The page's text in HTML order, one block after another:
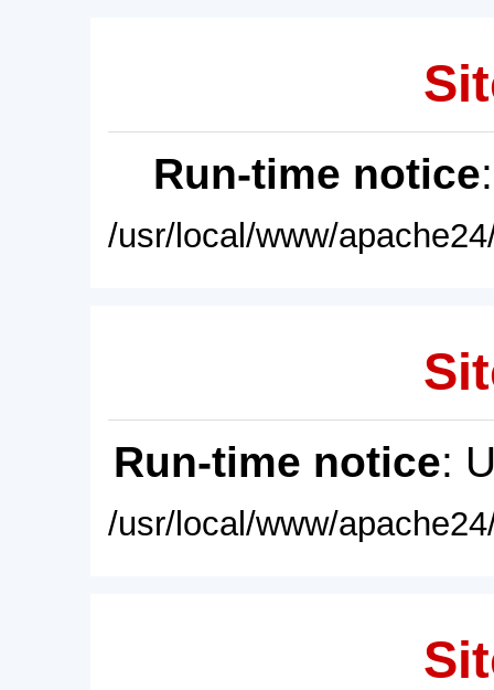
Run-time notice
/usr/local/www/
Run-time notice:
/usr/local/www/